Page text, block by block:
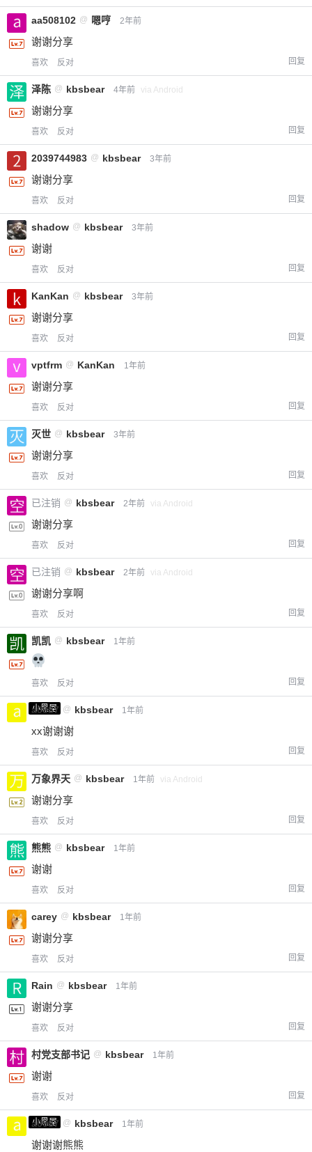
2 元
¥
立刻支付
aa508102 @ 嗯哼 2年前
谢谢分享
喜欢 反对 回复
泽陈 @ kbsbear 4年前 via Android
谢谢分享
喜欢 反对 回复
2039744983 @ kbsbear 3年前
谢谢分享
喜欢 反对 回复
shadow @ kbsbear 3年前
谢谢
喜欢 反对 回复
KanKan @ kbsbear 3年前
谢谢分享
喜欢 反对 回复
vptfrm @ KanKan 1年前
谢谢分享
喜欢 反对 回复
灭世 @ kbsbear 3年前
谢谢分享
喜欢 反对 回复
已注销 @ kbsbear 2年前 via Android
谢谢分享
喜欢 反对 回复
已注销 @ kbsbear 2年前 via Android
谢谢分享啊
喜欢 反对 回复
凯凯 @ kbsbear 1年前
喜欢 反对 回复
小黑屋
a0987 @ kbsbear 1年前
xx谢谢谢
喜欢 反对 回复
万象界天 @ kbsbear 1年前 via Android
谢谢分享
喜欢 反对 回复
熊熊 @ kbsbear 1年前
谢谢
喜欢 反对 回复
carey @ kbsbear 1年前
谢谢分享
喜欢 反对 回复
Rain @ kbsbear 1年前
谢谢分享
喜欢 反对 回复
村党支部书记 @ kbsbear 1年前
谢谢
喜欢 反对 回复
小黑屋
a0987 @ kbsbear 1年前
谢谢谢熊熊
您没有权限发布内容，请购买会员或者提升权
忘记密码？找回 已有帐号？登录